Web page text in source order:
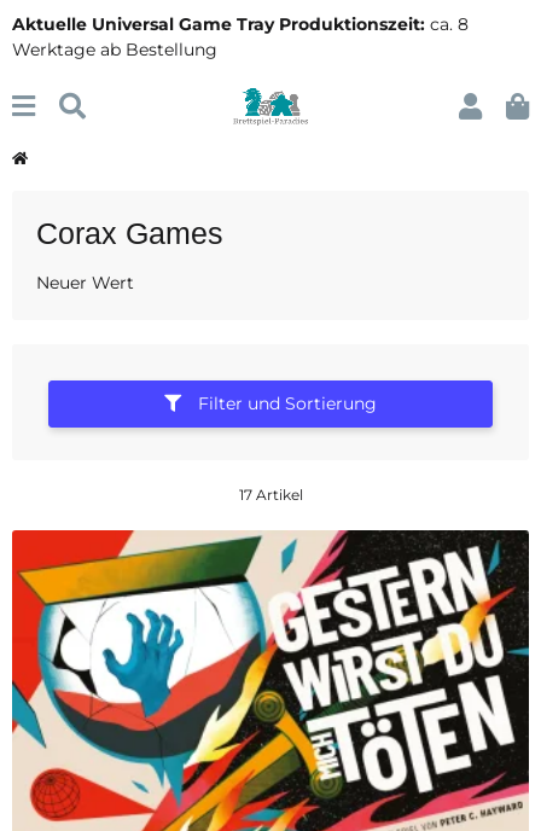
Aktuelle Universal Game Tray Produktionszeit: ca. 8
Werktage ab Bestellung
Corax Games
Neuer Wert
Filter und Sortierung
17 Artikel